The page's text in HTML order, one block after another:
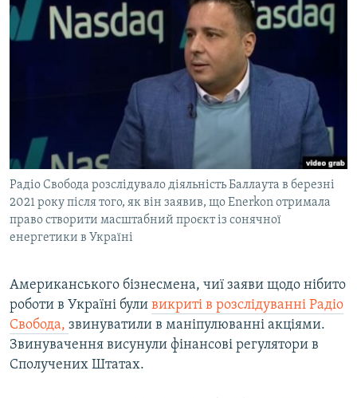
МУЛЬТИМЕДІА
КРИМ РЕАЛІЇ
РУС
УКР
КТАТ
Радіо Свобода розслідувало діяльність Баллаута в березні
2021 року після того, як він заявив, що Enerkon отримала
право створити масштабний проєкт із сонячної
енергетики в Україні
Американського бізнесмена, чиї заяви щодо нібито
роботи в Україні були викриті в розслідуванні Радіо
Свобода, звинуватили в маніпулюванні акціями.
Звинувачення висунули фінансові регулятори в
Сполучених Штатах.